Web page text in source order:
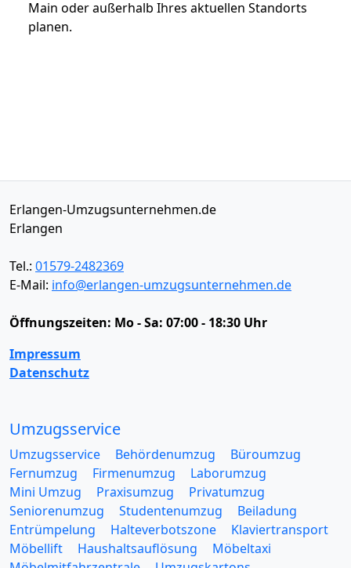
Main oder außerhalb Ihres aktuellen Standorts
planen.
Erlangen-Umzugsunternehmen.de
Erlangen
Tel.: 01579-2482369
E-Mail: info@erlangen-umzugsunternehmen.de
Öffnungszeiten: Mo - Sa: 07:00 - 18:30 Uhr
Impressum
Datenschutz
Umzugsservice
Umzugsservice Behördenumzug
Büroumzug
Fernumzug
Firmenumzug
Laborumzug
Mini Umzug
Praxisumzug
Privatumzug
Seniorenumzug
Studentenumzug
Beiladung
Entrümpelung
Halteverbotszone
Klaviertransport
Möbellift
Haushaltsauflösung
Möbeltaxi